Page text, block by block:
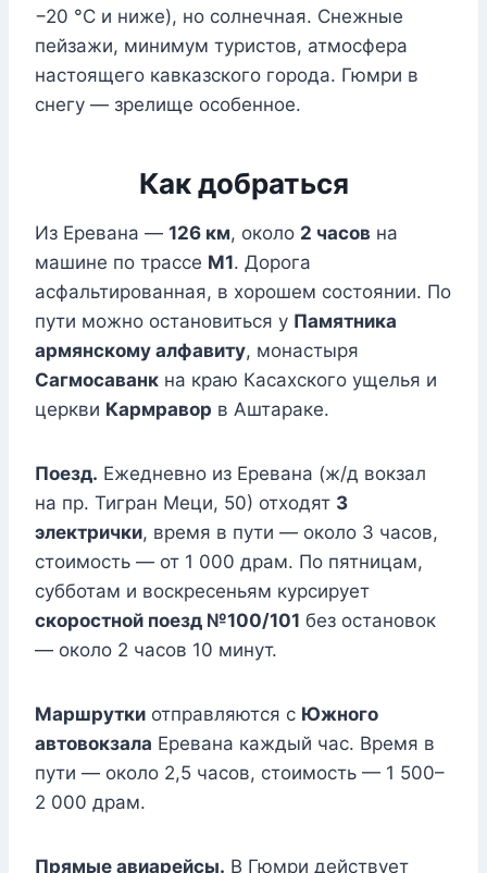
−20 °C и ниже), но солнечная. Снежные
пейзажи, минимум туристов, атмосфера
настоящего кавказского города. Гюмри в
снегу — зрелище особенное.
Как добраться
Из Еревана — 126 км, около 2 часов на
машине по трассе M1. Дорога
асфальтированная, в хорошем состоянии. По
пути можно остановиться у Памятника
армянскому алфавиту, монастыря
Сагмосаванк на краю Касахского ущелья и
церкви Кармравор в Аштараке.
Поезд. Ежедневно из Еревана (ж/д вокзал
на пр. Тигран Меци, 50) отходят 3
электрички, время в пути — около 3 часов,
стоимость — от 1 000 драм. По пятницам,
субботам и воскресеньям курсирует
скоростной поезд №100/101 без остановок
— около 2 часов 10 минут.
Маршрутки отправляются с Южного
автовокзала Еревана каждый час. Время в
пути — около 2,5 часов, стоимость — 1 500–
2 000 драм.
Прямые авиарейсы. В Гюмри действует